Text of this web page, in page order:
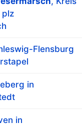
plz
Flensburg
in
in